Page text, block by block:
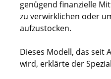
genügend finanzielle
zu verwirklichen oder
aufzustocken.
Dieses Modell, das seit
wird, erklärte der